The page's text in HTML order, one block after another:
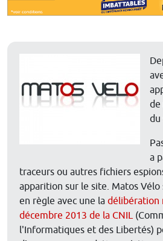
de
du
a
traceurs ou autres fichiers
apparition sur le site. Matos
en règle avec une la délibération
décembre 2013 de la CNIL
l'Informatiques et des Libertés)